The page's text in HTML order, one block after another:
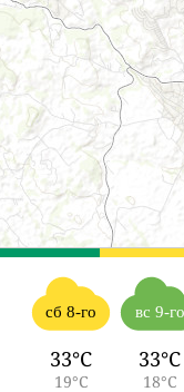
сб 8-го
33°C
19°C
вс 9-го
33°C
18°C